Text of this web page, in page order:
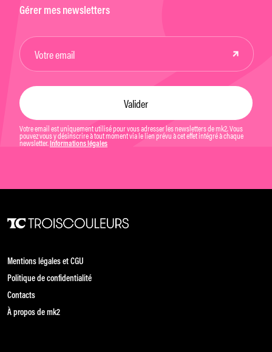
Gérer mes newsletters
Votre email est uniquement utilisé pour vous adresser les newsletters de mk2. Vous
pouvez vous y désinscrire à tout moment via le lien prévu à cet effet intégré à chaque
newsletter. Informations légales
Mentions légales et CGU
Politique de confidentialité
Contacts
À propos de mk2